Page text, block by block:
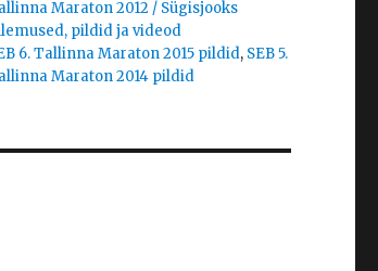
Maraton 2012 / Sügisjooks
pildid ja videod
6. Tallinna Maraton 2015 pildid, SEB 5.
Maraton 2014 pildid